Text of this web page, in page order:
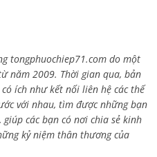
tongphuochiep71.com do một
năm 2009. Thời gian qua, bản
ích như kết nối liên hệ các thế
với nhau, tìm được những bạn
các bạn có nơi chia sẻ kinh
kỷ niệm thân thương của